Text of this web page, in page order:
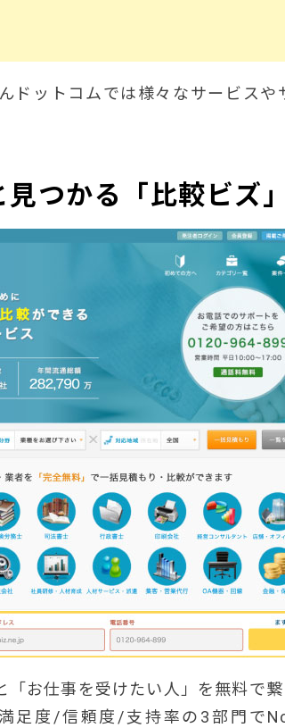
ドットコムでは様々なサービス
つかる「比較ビズ
お仕事を受けたい人」を無料で
足度/信頼度/支持率の3部門で